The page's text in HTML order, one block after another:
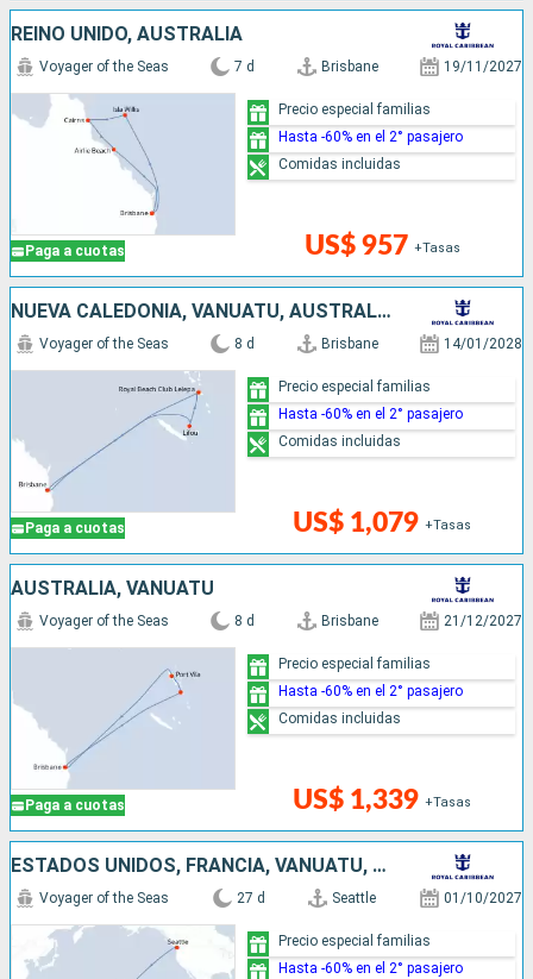
REINO UNIDO, AUSTRALIA
Paga a cuotas
Voyager of the Seas 7 d Brisbane 19/11/2027
US$ 957 +Tasas
Precio especial familias
Hasta -60% en el 2° pasajero
Comidas incluidas
NUEVA CALEDONIA, VANUATU, AUSTRALIA
Paga a cuotas
Voyager of the Seas 8 d Brisbane 14/01/2028
US$ 1,079 +Tasas
Precio especial familias
Hasta -60% en el 2° pasajero
Comidas incluidas
AUSTRALIA, VANUATU
Paga a cuotas
Voyager of the Seas 8 d Brisbane 21/12/2027
US$ 1,339 +Tasas
Precio especial familias
Hasta -60% en el 2° pasajero
Comidas incluidas
ESTADOS UNIDOS, FRANCIA, VANUATU, AUSTRALIA
Voyager of the Seas 27 d Seattle 01/10/2027
Precio especial familias
Hasta -60% en el 2° pasajero